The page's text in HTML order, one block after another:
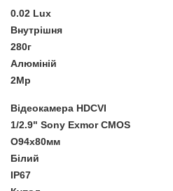
0.02 Lux
Внутрішня
280г
Алюміній
2Mp
Відеокамера HDCVI
1/2.9" Sony Exmor CMOS
О94х80мм
Білий
IP67